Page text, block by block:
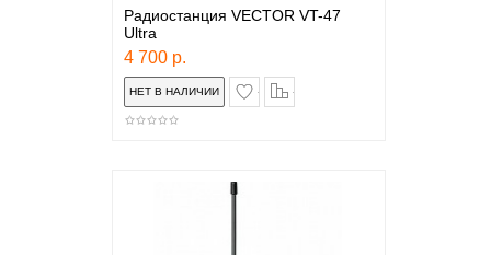
Радиостанция VECTOR VT-47
Ultra
4 700 р.
в закладки